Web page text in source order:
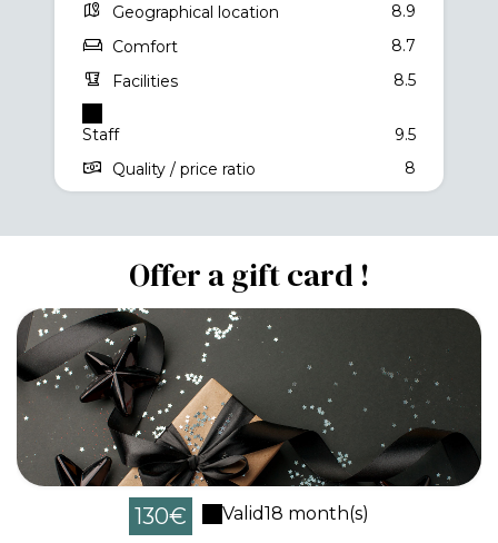
Geographical location
8.9
Comfort
8.7
Facilities
8.5
Staff
9.5
Quality / price ratio
8
Offer a gift card !
130€ Valid18 month(s)